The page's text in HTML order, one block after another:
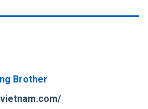
Brother